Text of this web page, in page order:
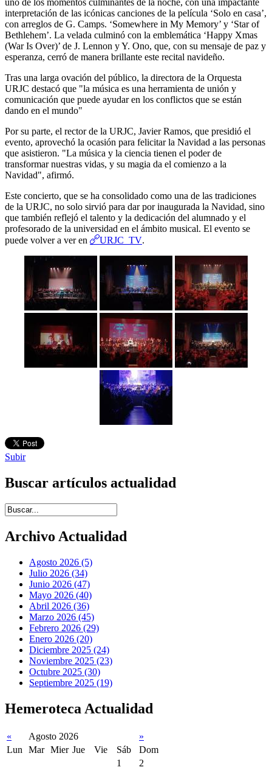
uno de los momentos culminantes de la noche, con una impactante
interpretación de las icónicas canciones de la película ‘Solo en casa’,
con arreglos de G. Camps. ‘Somewhere in My Memory’ y ‘Star of
Bethlehem’. La velada culminó con la emblemática ‘Happy Xmas
(War Is Over)’ de J. Lennon y Y. Ono, que, con su mensaje de paz y
esperanza, cerró de manera brillante este recital navideño.
Tras una larga ovación del público, la directora de la Orquesta
URJC destacó que "la música es una herramienta de unión y
comunicación que puede ayudar en los conflictos que se están
dando en el mundo"
Por su parte, el rector de la URJC, Javier Ramos, que presidió el
evento, aprovechó la ocasión para felicitar la Navidad a las personas
que asistieron. "La música y la ciencia tienen el poder de
transformar nuestras vidas, y su magia da el comienzo a la
Navidad", afirmó.
Este concierto, que se ha consolidado como una de las tradiciones
de la URJC, no solo sirvió para dar por inaugurada la Navidad, sino
que también reflejó el talento y la dedicación del alumnado y el
profesorado de la universidad en el ámbito musical. El evento se
puede volver a ver en
URJC TV.
Subir
Buscar artículos actualidad
Introduce términos de búsqueda
Archivo Actualidad
Agosto 2026 (5)
Julio 2026 (34)
Junio 2026 (47)
Mayo 2026 (40)
Abril 2026 (36)
Marzo 2026 (45)
Febrero 2026 (29)
Enero 2026 (20)
Diciembre 2025 (24)
Noviembre 2025 (23)
Octubre 2025 (30)
Septiembre 2025 (19)
Hemeroteca Actualidad
« Agosto 2026
»
Lun
Mar Mier Jue Vie Sáb
Dom
1
2